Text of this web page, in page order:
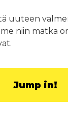
uuteen
niin matka
Jump in!